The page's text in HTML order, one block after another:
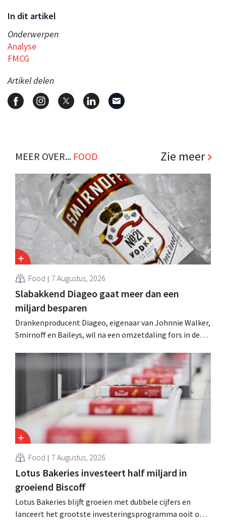
In dit artikel
Onderwerpen
Analyse
FMCG
Artikel delen
MEER OVER... FOOD Zie meer
Food 7 Augustus, 2026
Slabakkend Diageo gaat meer dan een
miljard besparen
Drankenproducent Diageo, eigenaar van Johnnie Walker,
Smirnoff en Baileys, wil na een omzetdaling fors in de
andere Guiness en voorgemixte cocktails.
Food 7 Augustus, 2026
Lotus Bakeries investeert half miljard in
groeiend Biscoff
Lotus Bakeries blijft groeien met dubbele cijfers en
lanceert het grootste investeringsprogramma ooit om